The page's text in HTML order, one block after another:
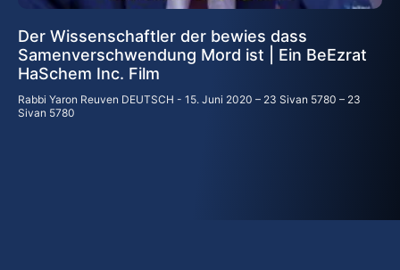
Der Wissenschaftler der bewies dass
Samenverschwendung Mord ist | Ein BeEzrat
HaSchem Inc. Film
Rabbi Yaron Reuven DEUTSCH
15. Juni 2020 – 23 Sivan 5780 – 23
Sivan 5780